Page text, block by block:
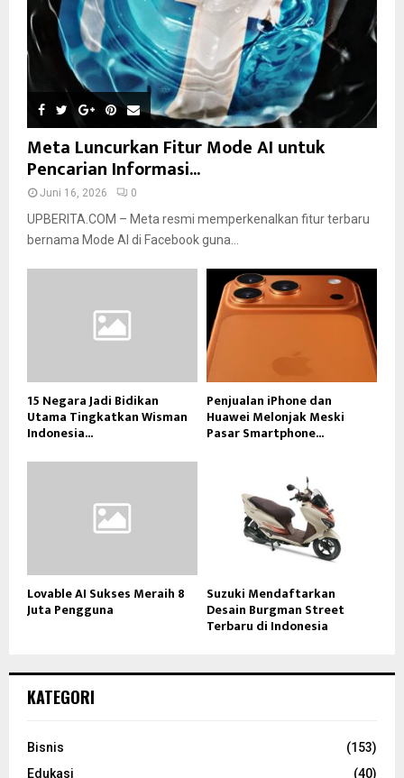
Meta Luncurkan Fitur Mode AI untuk
Pencarian Informasi...
Juni 16, 2026 0
UPBERITA.COM – Meta resmi memperkenalkan fitur terbaru
bernama Mode AI di Facebook guna...
15 Negara Jadi Bidikan
Utama Tingkatkan Wisman
Indonesia...
Penjualan iPhone dan
Huawei Melonjak Meski
Pasar Smartphone...
Lovable AI Sukses Meraih 8
Juta Pengguna
Suzuki Mendaftarkan
Desain Burgman Street
Terbaru di Indonesia
KATEGORI
Bisnis
(153)
Edukasi
(40)